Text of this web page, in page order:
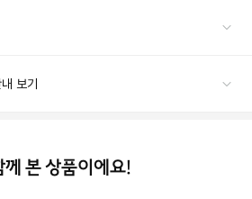
보기
본 상품이에요!